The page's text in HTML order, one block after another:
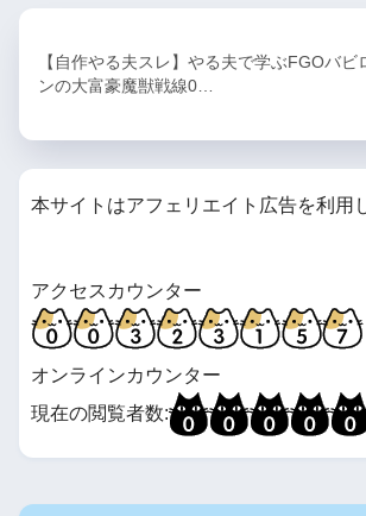
【自作やる夫スレ】やる夫で学ぶFGOバビ
ンの大富豪魔獣戦線0…
本サイトはアフェリエイト広告を利用
アクセスカウンター
オンラインカウンター
現在の閲覧者数: